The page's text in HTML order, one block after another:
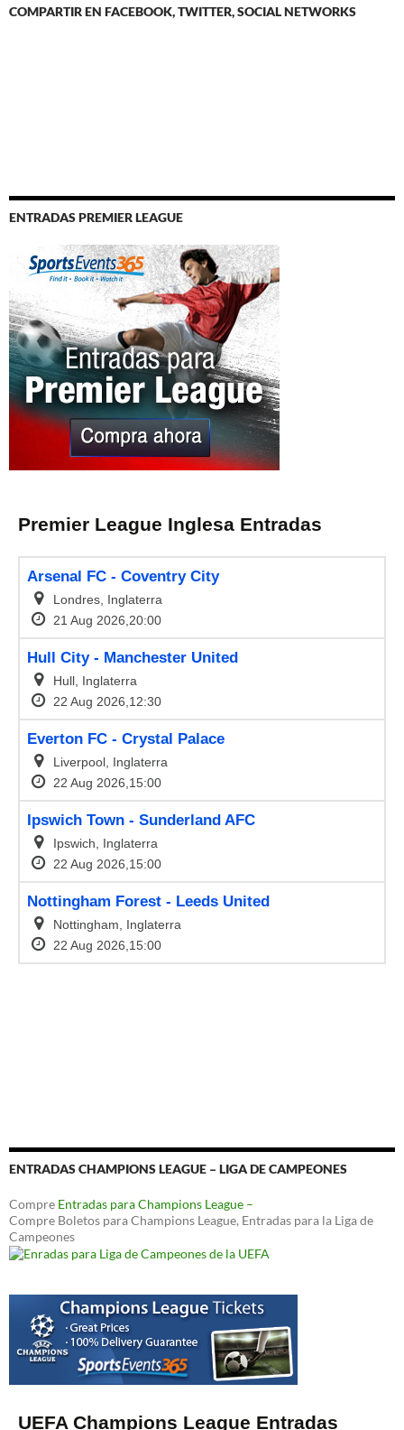
COMPARTIR EN FACEBOOK, TWITTER, SOCIAL NETWORKS
ENTRADAS PREMIER LEAGUE
ENTRADAS CHAMPIONS LEAGUE – LIGA DE CAMPEONES
Compre Entradas para Champions League –
Compre Boletos para Champions League, Entradas para la Liga de
Campeones